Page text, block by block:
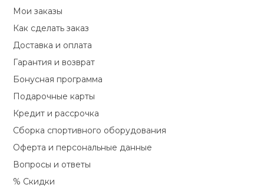
Мои заказы
Как сделать заказ
Доставка и оплата
Гарантия и возврат
Бонусная программа
Подарочные карты
Кредит и рассрочка
Сборка спортивного оборудования
Оферта и персональные данные
Вопросы и ответы
% Скидки